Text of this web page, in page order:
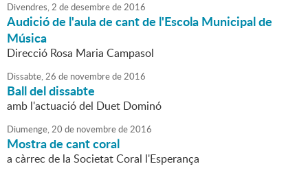
Divendres,2 dedesembrede2016
Audició de l'aula de cant de l'Escola Municipal de
Música
Direcció Rosa Maria Campasol
Dissabte,26 de novembrede2016
Ball del dissabte
amb l'actuació del Duet Dominó
Diumenge,20 de novembrede2016
Mostra de cant coral
a càrrec de la Societat Coral l'Esperança